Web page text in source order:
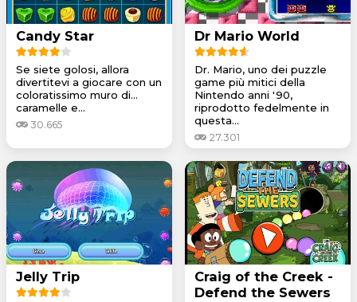
Candy Star
Se siete golosi, allora
divertitevi a giocare con un
coloratissimo muro di...
caramelle e...
30.665
Dr Mario World
Dr. Mario, uno dei puzzle
game più mitici della
Nintendo anni '90,
riprodotto fedelmente in
questa...
27.301
Jelly Trip
Craig of the Creek -
Defend the Sewers